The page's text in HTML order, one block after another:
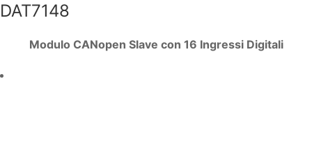
DAT7148
Modulo CANopen Slave con 16 Ingressi Digitali